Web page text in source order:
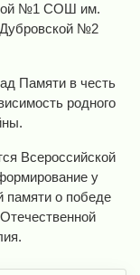
№1 СОШ им.
№2
Памяти в честь
родного
Всероссийской
у
памяти о победе